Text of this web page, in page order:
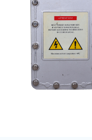
查看详情